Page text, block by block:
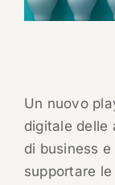
Un nuovo
digitale delle
di business
supportare